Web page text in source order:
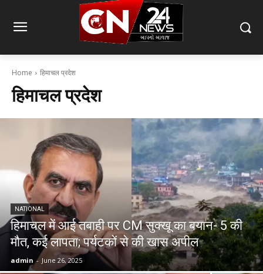
Home हिमाचल प्रदेश
हिमाचल प्रदेश
NATIONAL
हिमाचल में आई तबाही पर CM सुक्खू का बयान- 5 की
मौत, कई लापता; पर्यटकों से की खास अपील
admin - June 26, 2025